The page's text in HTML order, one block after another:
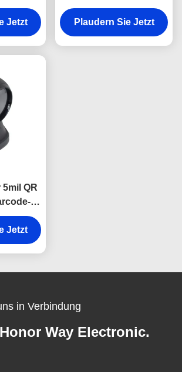
1D
den
Jetzt
Scanner mit
Bewegungstoleranz
Einzelhandel QR-
Plaudern Sie Jetzt
QR
für
und
Jetzt
in Verbindung
Way Electronic.